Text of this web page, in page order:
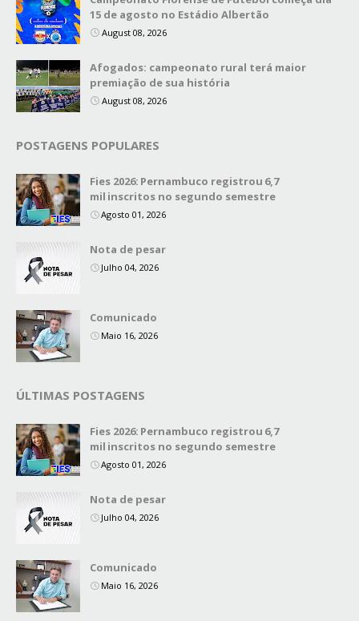
15 de agosto no Estádio Albertão
August 08, 2026
Afogados: campeonato rural terá maior
premiação de sua história
August 08, 2026
POSTAGENS POPULARES
Fies 2026: Pernambuco registrou 6,7
mil inscritos no segundo semestre
Agosto 01, 2026
Nota de pesar
Julho 04, 2026
Comunicado
Maio 16, 2026
ÚLTIMAS POSTAGENS
Fies 2026: Pernambuco registrou 6,7
mil inscritos no segundo semestre
Agosto 01, 2026
Nota de pesar
Julho 04, 2026
Comunicado
Maio 16, 2026